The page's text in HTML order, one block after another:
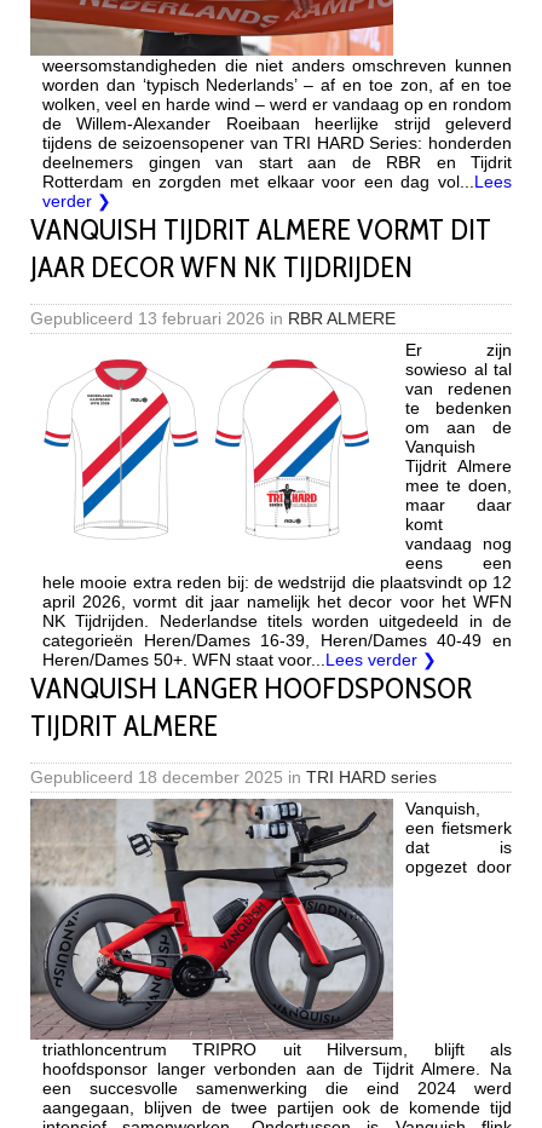
weersomstandigheden die niet anders omschreven kunnen
worden dan ‘typisch Nederlands’ – af en toe zon, af en toe
wolken, veel en harde wind – werd er vandaag op en rondom
de Willem-Alexander Roeibaan heerlijke strijd geleverd
tijdens de seizoensopener van TRI HARD Series: honderden
deelnemers gingen van start aan de RBR en Tijdrit
Rotterdam en zorgden met elkaar voor een dag vol... Lees
verder ❯
VANQUISH TIJDRIT ALMERE VORMT DIT
JAAR DECOR WFN NK TIJDRIJDEN
Gepubliceerd 13 februari 2026 in RBR ALMERE
Er zijn
sowieso al tal
van redenen
te bedenken
om aan de
Vanquish
Tijdrit Almere
mee te doen,
maar daar
komt
vandaag nog
eens een
hele mooie extra reden bij: de wedstrijd die plaatsvindt op 12
april 2026, vormt dit jaar namelijk het decor voor het WFN
NK Tijdrijden. Nederlandse titels worden uitgedeeld in de
categorieën Heren/Dames 16-39, Heren/Dames 40-49 en
Heren/Dames 50+. WFN staat voor... Lees verder ❯
VANQUISH LANGER HOOFDSPONSOR
TIJDRIT ALMERE
Gepubliceerd 18 december 2025 in TRI HARD series
Vanquish,
een fietsmerk
dat is
opgezet door
triathloncentrum TRIPRO uit Hilversum, blijft als
hoofdsponsor langer verbonden aan de Tijdrit Almere. Na
een succesvolle samenwerking die eind 2024 werd
aangegaan, blijven de twee partijen ook de komende tijd